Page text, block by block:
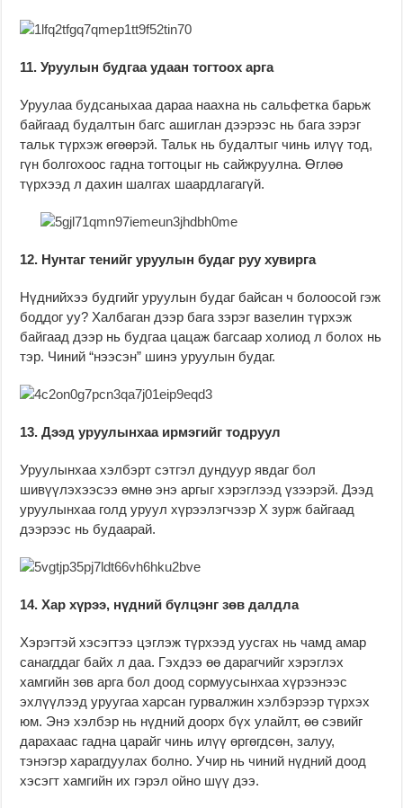
11. Уруулын будгаа удаан тогтоох арга
Уруулаа будсаныхаа дараа наахна нь сальфетка барьж
байгаад будалтын багс ашиглан дээрээс нь бага зэрэг
тальк түрхэж өгөөрэй. Тальк нь будалтыг чинь илүү тод,
гүн болгохоос гадна тогтоцыг нь сайжруулна. Өглөө
түрхээд л дахин шалгах шаардлагагүй.
12. Нунтаг тенийг уруулын будаг руу хувирга
Нүднийхээ будгийг уруулын будаг байсан ч болоосой гэж
боддог уу? Халбаган дээр бага зэрэг вазелин түрхэж
байгаад дээр нь будгаа цацаж багсаар холиод л болох нь
тэр. Чиний “нээсэн” шинэ уруулын будаг.
13. Дээд уруулынхаа ирмэгийг тодруул
Уруулынхаа хэлбэрт сэтгэл дундуур явдаг бол
шивүүлэхээсээ өмнө энэ аргыг хэрэглээд үзээрэй. Дээд
уруулынхаа голд уруул хүрээлэгчээр X зурж байгаад
дээрээс нь будаарай.
14. Хар хүрээ, нүдний бүлцэнг зөв далдла
Хэрэгтэй хэсэгтээ цэглэж түрхээд уусгах нь чамд амар
санагддаг байх л даа. Гэхдээ өө дарагчийг хэрэглэх
хамгийн зөв арга бол доод сормуусынхаа хүрээнээс
эхлүүлээд уруугаа харсан гурвалжин хэлбэрээр түрхэх
юм. Энэ хэлбэр нь нүдний доорх бүх улайлт, өө сэвийг
дарахаас гадна царайг чинь илүү өргөгдсөн, залуу,
тэнэгэр харагдуулах болно. Учир нь чиний нүдний доод
хэсэгт хамгийн их гэрэл ойно шүү дээ.